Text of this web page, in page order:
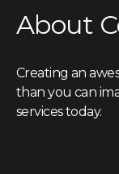
About
Creating an
than you can
services today.